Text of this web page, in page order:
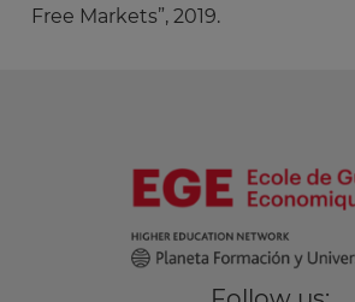
Free Markets”, 2019.